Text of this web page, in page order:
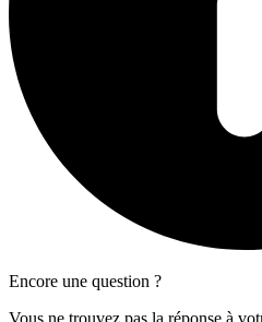
Encore une question ?